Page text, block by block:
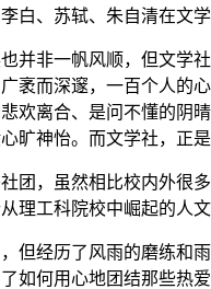
白、苏轼、朱自清在文
并非一帆风顺，但文学
袤而深邃，一百个人的
欢离合、是问不懂的阴
旷神怡。而文学社，正
团，虽然相比校内外很
理工科院校中崛起的人
但经历了风雨的磨练和
如何用心地团结那些热